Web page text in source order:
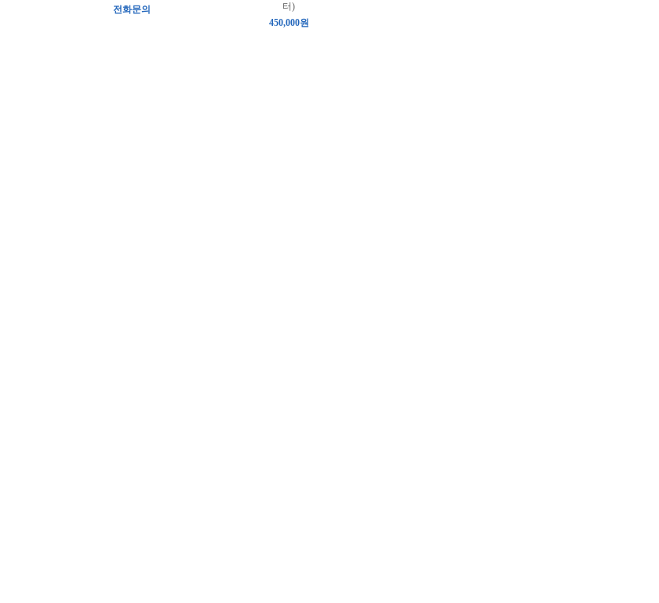
전화문의
터)
450,000원